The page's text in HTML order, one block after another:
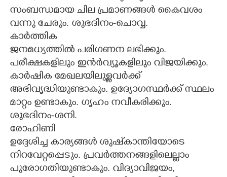
സംബന്ധമായ ചില പ്രമാണങ്ങൾ കൈവശം
വന്നു ചേരും. ശുഭദിനം-ചൊവ്വ.
കാർത്തിക
ജനമധ്യത്തിൽ പരിഗണന ലഭിക്കും.
പരീക്ഷകളിലും ഇൻർവ്യൂകളിലും വിജയിക്കും.
കാർഷിക മേഖലയിലുള്ളവർക്ക്
അഭിവൃദ്ധിയുണ്ടാകും. ഉദ്യോഗസ്ഥർക്ക് സ്ഥലം
മാറ്റം ഉണ്ടാകും. ഗൃഹം നവീകരിക്കും.
ശുഭദിനം-ശനി.
രോഹിണി
ഉദ്ദേശിച്ച കാര്യങ്ങൾ ശുഷ്‌കാന്തിയോടെ
നിറവേറ്റപ്പെടും. പ്രവർത്തനങ്ങളിലെല്ലാം
പുരോഗതിയുണ്ടാകും. വിദ്യാവിജയം,